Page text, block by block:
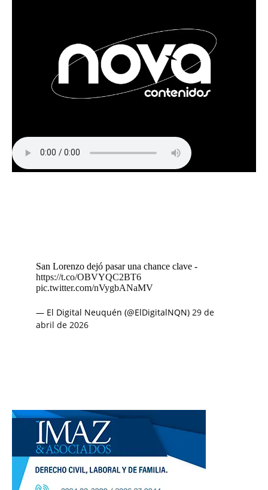
San Lorenzo dejó pasar una chance clave -
https://t.co/OBVYQC2BT6
pic.twitter.com/nVygbANaMV
— El Digital Neuquén (@ElDigitalNQN) 29 de
abril de 2026